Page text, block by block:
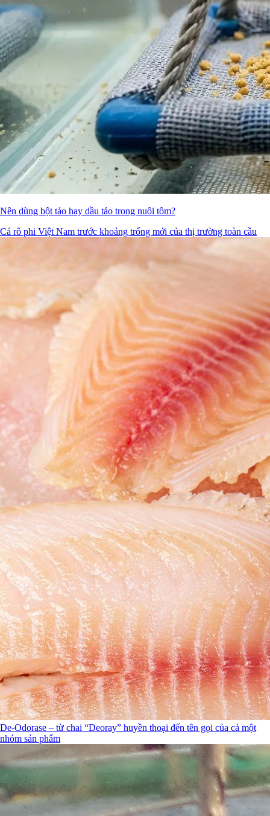
Nên dùng bột tảo hay dầu tảo trong nuôi tôm?
Cá rô phi Việt Nam trước khoảng trống mới của thị trường toàn cầu
De-Odorase – từ chai “Deoray” huyền thoại đến tên gọi của cả một
nhóm sản phẩm